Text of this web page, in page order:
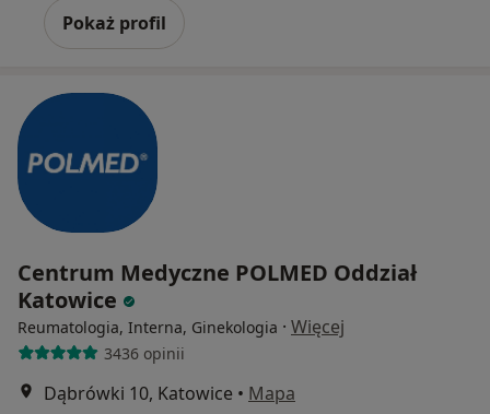
Pokaż profil
Centrum Medyczne POLMED Oddział
Katowice
Reumatologia, Interna, Ginekologia · Więcej
3436 opinii
Dąbrówki 10, Katowice • Mapa